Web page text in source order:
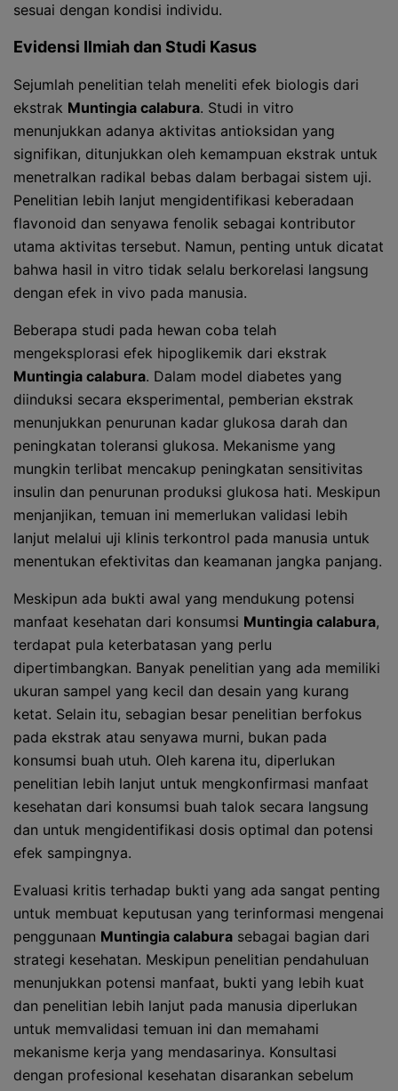
sesuai dengan kondisi individu.
Evidensi Ilmiah dan Studi Kasus
Sejumlah penelitian telah meneliti efek biologis dari
ekstrak Muntingia calabura. Studi in vitro
menunjukkan adanya aktivitas antioksidan yang
signifikan, ditunjukkan oleh kemampuan ekstrak untuk
menetralkan radikal bebas dalam berbagai sistem uji.
Penelitian lebih lanjut mengidentifikasi keberadaan
flavonoid dan senyawa fenolik sebagai kontributor
utama aktivitas tersebut. Namun, penting untuk dicatat
bahwa hasil in vitro tidak selalu berkorelasi langsung
dengan efek in vivo pada manusia.
Beberapa studi pada hewan coba telah
mengeksplorasi efek hipoglikemik dari ekstrak
Muntingia calabura. Dalam model diabetes yang
diinduksi secara eksperimental, pemberian ekstrak
menunjukkan penurunan kadar glukosa darah dan
peningkatan toleransi glukosa. Mekanisme yang
mungkin terlibat mencakup peningkatan sensitivitas
insulin dan penurunan produksi glukosa hati. Meskipun
menjanjikan, temuan ini memerlukan validasi lebih
lanjut melalui uji klinis terkontrol pada manusia untuk
menentukan efektivitas dan keamanan jangka panjang.
Meskipun ada bukti awal yang mendukung potensi
manfaat kesehatan dari konsumsi Muntingia calabura,
terdapat pula keterbatasan yang perlu
dipertimbangkan. Banyak penelitian yang ada memiliki
ukuran sampel yang kecil dan desain yang kurang
ketat. Selain itu, sebagian besar penelitian berfokus
pada ekstrak atau senyawa murni, bukan pada
konsumsi buah utuh. Oleh karena itu, diperlukan
penelitian lebih lanjut untuk mengkonfirmasi manfaat
kesehatan dari konsumsi buah talok secara langsung
dan untuk mengidentifikasi dosis optimal dan potensi
efek sampingnya.
Evaluasi kritis terhadap bukti yang ada sangat penting
untuk membuat keputusan yang terinformasi mengenai
penggunaan Muntingia calabura sebagai bagian dari
strategi kesehatan. Meskipun penelitian pendahuluan
menunjukkan potensi manfaat, bukti yang lebih kuat
dan penelitian lebih lanjut pada manusia diperlukan
untuk memvalidasi temuan ini dan memahami
mekanisme kerja yang mendasarinya. Konsultasi
dengan profesional kesehatan disarankan sebelum